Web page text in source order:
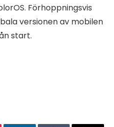
Förhoppningsvis
versionen av mobilen
start.